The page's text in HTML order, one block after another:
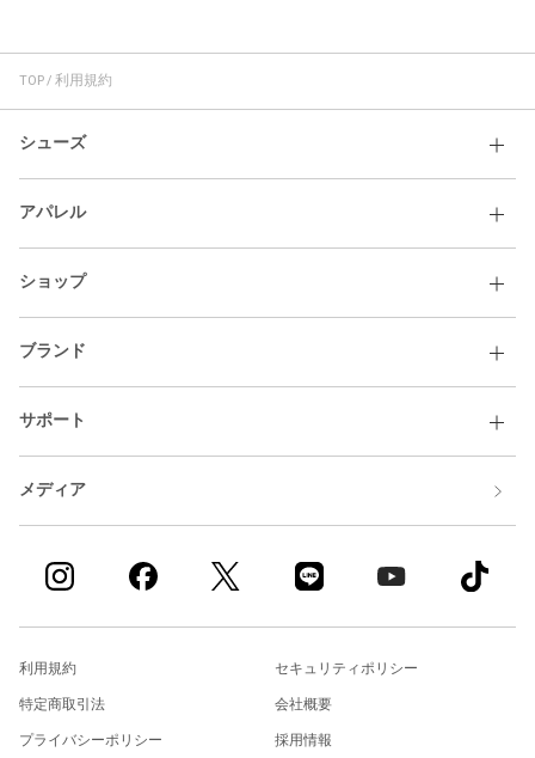
TOP 利用規約
シューズ
アパレル
ショップ
ブランド
サポート
メディア
利用規約
特定商取引法
プライバシーポリシー
セキュリティポリシー
会社概要
採用情報